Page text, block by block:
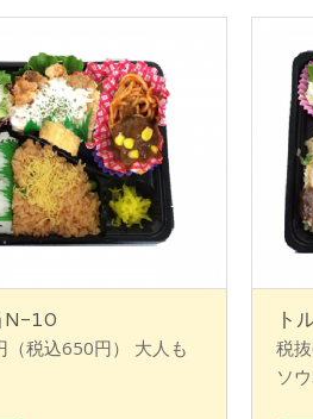
N-10
（税込650円） 大人も
ト
税
ソ